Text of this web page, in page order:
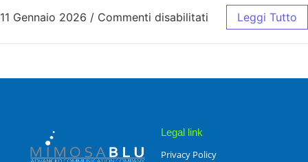
11 Gennaio 2026 / Commenti disabilitati Leggi Tutto
Legal link
Privacy Policy